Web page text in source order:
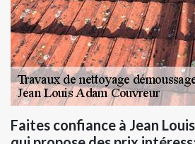
Faites confiance à Jean